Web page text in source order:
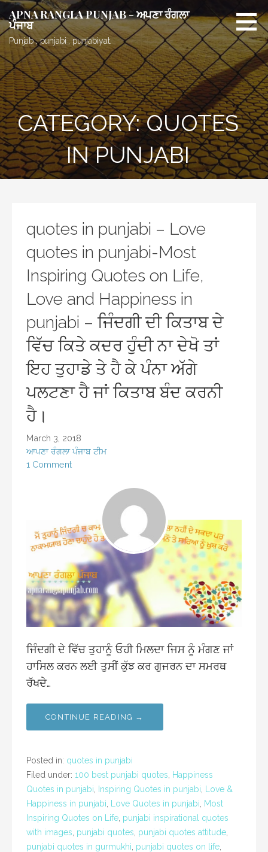
Skip
to
content
APNA RANGLA PUNJAB - ਅਪਣਾ ਰੰਗਲਾ
ਪੰਜਾਬ
Punjab , punjabi , punjabiyat.
CATEGORY: QUOTES
IN PUNJABI
quotes in punjabi – Love
quotes in punjabi-Most
Inspiring Quotes on Life,
Love and Happiness in
punjabi – ਜਿੰਦਗੀ ਦੀ ਕਿਤਾਬ ਦੇ
ਵਿੱਚ ਕਿਤੇ ਕਦਰ ਹੁੰਦੀ ਨਾ ਦੇਖੋ ਤਾਂ
ਇਹ ਤੁਹਾਡੇ ਤੇ ਹੈ ਕੇ ਪੰਨਾ ਅੱਗੇ
ਪਲਟਣਾ ਹੈ ਜਾਂ ਕਿਤਾਬ ਬੰਦ ਕਰਨੀ
ਹੈ।
March 3, 2018
ਆਪਣਾ ਰੰਗਲਾ ਪੰਜਾਬ ਟੀਮ
1 Comment
ਜਿੰਦਗੀ ਦੇ ਵਿੱਚ ਤੁਹਾਨੂੰ ਓਹੀ ਮਿਲਦਾ ਜਿਸ ਨੂੰ ਮੰਗਣ ਜਾਂ
ਹਾਸਿਲ ਕਰਨ ਲਈ ਤੁਸੀਂ ਕੁੱਝ ਕਰ ਗੁਜਰਨ ਦਾ ਸਮਰਥ
ਰੱਖਦੇ…
CONTINUE READING →
Posted in: quotes in punjabi
Filed under: 100 best punjabi quotes
Happiness
Quotes in punjabi
Inspiring Quotes in punjabi
Love &
Happiness in punjabi
Love Quotes in punjabi
Most
Inspiring Quotes on Life punjabi inspirational quotes
with images punjabi quotes punjabi quotes attitude
punjabi quotes in gurmukhi punjabi quotes on life